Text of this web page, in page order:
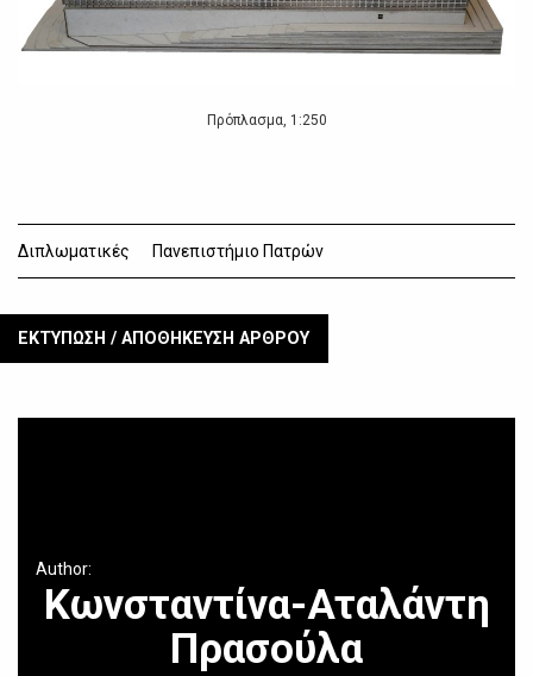
Πρόπλασμα, 1:250
Διπλωματικές Πανεπιστήμιο Πατρών
ΕΚΤΥΠΩΣΗ / ΑΠΟΘΗΚΕΥΣΗ ΑΡΘΡΟΥ
Author:
Κωνσταντίνα-Αταλάντη
Πρασούλα